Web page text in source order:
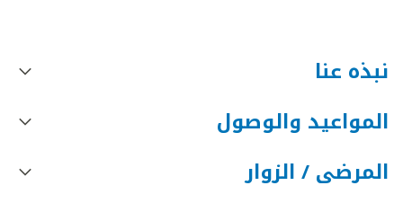
نبذه عنا
المواعيد والوصول
المرضى / الزوار